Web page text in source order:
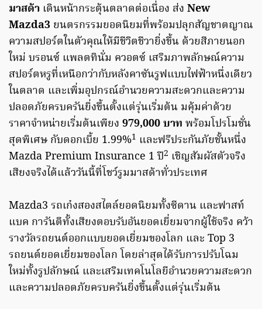
มาสด้า เดินหน้ากระตุ้นตลาดต่อเนื่อง ส่ง New
Mazda3 ยนตรกรรมยอดนิยมที่พร้อมปลุกสัญชาตญาณ
ความสปอร์ตในตัวคุณให้มีชีวิตชีวายิ่งขึ้น ด้วยสีภายนอก
ใหม่ บรอนซ์ แพลตทินั่ม ควอตซ์ เสริมภาพลักษณ์ความ
สปอร์ตหรูที่เหนือกว่ากับหลังคาซันรูฟแบบไฟฟ้าหนึ่งเดียว
ในตลาด และเพิ่มอุปกรณ์อำนวยความสะดวกและความ
ปลอดภัยครบครันยิ่งขึ้นตั้งแต่รุ่นเริ่มต้น มคุ้มค่าด้วย
ราคาจำหน่ายเริ่มต้นเพียง 979,000 บาท พร้อมโปรโมชั่น
สุดพิเศษ กับดอกเบี้ย 1.99%1 และฟรีประกันภัยชั้นหนึ่ง
Mazda Premium Insurance 1 ปี2 เชิญสัมผัสตัวจริง
เสียงจริงได้แล้ววันนี้ที่โชว์รูมมาสด้าทั่วประเทศ
Mazda3 รถเก๋งสองสไตล์ยอดนิยมทั้งซีดาน และฟาสท์
แบค การันตีทั้งเสียงตอบรับอันยอดเยี่ยมจากผู้ใช้จริง คว้า
รางวัลรถยนต์ออกแบบยอดเยี่ยมของโลก และ Top 3
รถยนต์ยอดเยี่ยมของโลก โดยล่าสุดได้รับการปรับโฉม
ใหม่ทั้งรูปลักษณ์ และเสริมเทคโนโลยีอำนวยความสะดวก
และความปลอดภัยครบครันยิ่งขึ้นตั้งแต่รุ่นเริ่มต้น